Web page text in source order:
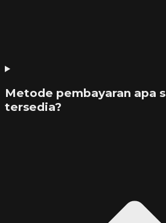
Metode pembayaran apa
tersedia?